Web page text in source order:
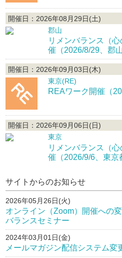
開催日：2026年08月29日(土)
郡山
リメンバランス（
催（2026/8/29、郡山
開催日：2026年09月03日(木)
東京(RE)
REAワーク開催（
開催日：2026年09月06日(日)
東京
リメンバランス（
催（2026/9/6、東京
サイトからのお知らせ
2026年05月26日(火)
オンライン（Zoom）開催への
バランスセミナー
2024年03月01日(金)
メールマガジン配信システム変